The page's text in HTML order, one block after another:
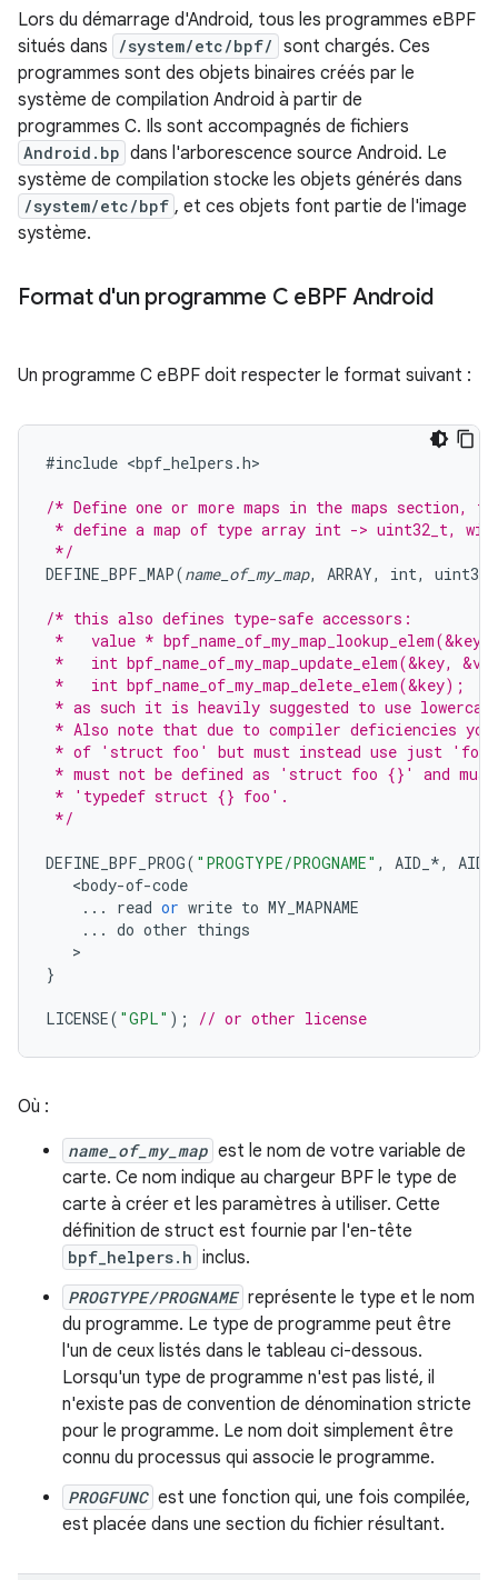
Lors du démarrage d'Android, tous les programmes eBPF
situés dans
/system/etc/bpf/ sont chargés. Ces
programmes sont des objets binaires créés par le
système de compilation Android à partir de
programmes C. Ils sont accompagnés de fichiers
Android.bp dans l'arborescence source Android. Le
système de compilation stocke les objets générés dans
/system/etc/bpf , et ces objets font partie de l'image
système.
Format d'un programme C eBPF Android
Un programme C eBPF doit respecter le format suivant :
#include <bpf_helpers .h>
/* Define one or more maps in the maps section,
* define a map of type array int -> uint32_t,
*/
DEFINE_BPF_MAP(name_of_my_map, ARRAY, int,
/* this also defines type-safe accessors:
*   value *
*   int bpf_name_of_my_map_update_elem(&key,
*   int bpf_name_of_my_map_delete_elem(&key);
* as such it is heavily suggested to use lowercase
* Also note that due to compiler deficiencies you
* of 'struct foo' but must instead use just
* must not be defined as 'struct foo {}' and must
* 'typedef struct {} foo'.
*/
DEFINE_BPF_PROG( "PROGTYPE/PROGNAME" , AID_ *, AID_
<body-of-code
...
read or write to MY_MAPNAME
... do other things
}
LICENSE( "GPL" ); // or other license
Où :
name_of_my_map est le nom de votre variable de
carte. Ce nom indique au chargeur BPF le type de
carte à créer et les paramètres à utiliser. Cette
définition de struct est fournie par l'en-tête
bpf_helpers.h inclus.
PROGTYPE/PROGNAME représente le type et le nom
du programme. Le type de programme peut être
l'un de ceux listés dans le tableau ci-dessous.
Lorsqu'un type de programme n'est pas listé, il
n'existe pas de convention de dénomination stricte
pour le programme. Le nom doit simplement être
connu du processus qui associe le programme.
PROGFUNC est une fonction qui, une fois compilée,
est placée dans une section du fichier résultant.